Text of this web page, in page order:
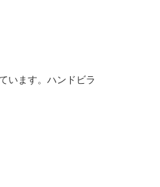
います。ハンドビラ